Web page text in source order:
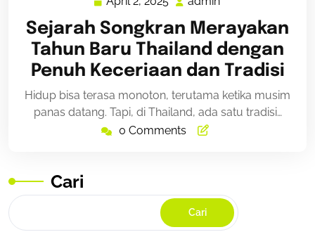
2025
Sejarah Songkran Merayakan
Tahun Baru Thailand dengan
Penuh Keceriaan dan Tradisi
Hidup bisa terasa monoton, terutama ketika musim
panas datang. Tapi, di Thailand, ada satu tradisi…
0 Comments
Cari
Cari